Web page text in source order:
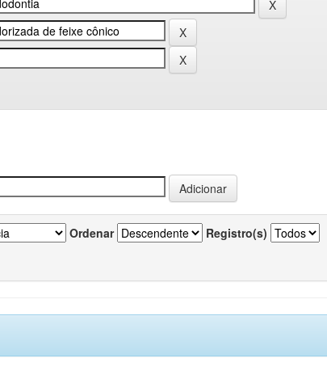
Ordenar Registro(s)